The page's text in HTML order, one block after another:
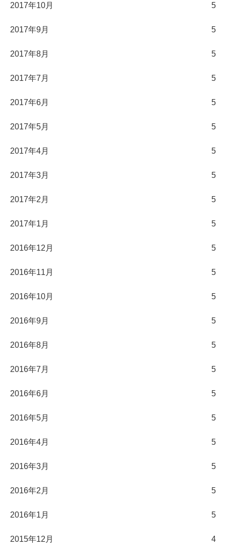
2017年10月 5
2017年9月 5
2017年8月 5
2017年7月 5
2017年6月 5
2017年5月 5
2017年4月 5
2017年3月 5
2017年2月 5
2017年1月 5
2016年12月 5
2016年11月 5
2016年10月 5
2016年9月 5
2016年8月 5
2016年7月 5
2016年6月 5
2016年5月 5
2016年4月 5
2016年3月 5
2016年2月 5
2016年1月 5
2015年12月 4